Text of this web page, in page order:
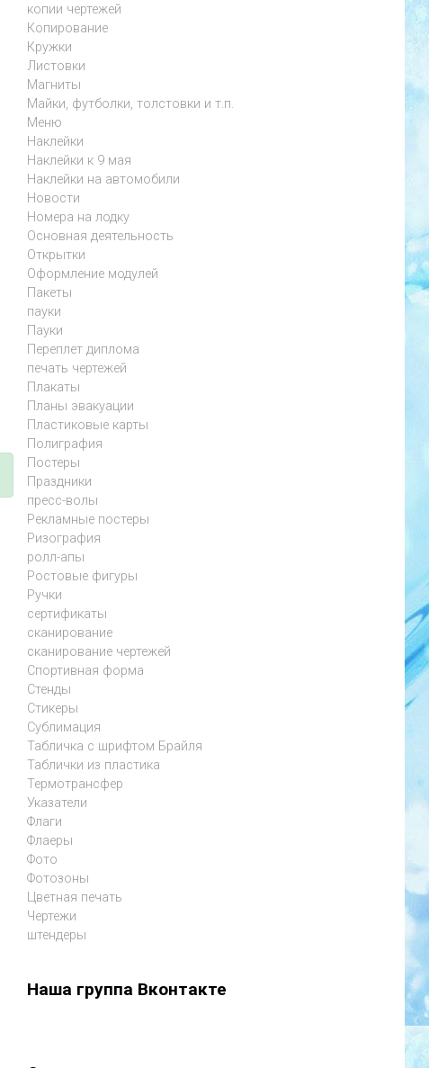
копии чертежей
Копирование
Кружки
Листовки
Магниты
Майки, футболки, толстовки и т.п.
Меню
Наклейки
Наклейки к 9 мая
Наклейки на автомобили
Новости
Номера на лодку
Основная деятельность
Открытки
Оформление модулей
Пакеты
пауки
Пауки
Переплет диплома
печать чертежей
Плакаты
Планы эвакуации
Пластиковые карты
Полиграфия
Постеры
Праздники
пресс-волы
Рекламные постеры
Ризография
ролл-апы
Ростовые фигуры
Ручки
сертификаты
сканирование
сканирование чертежей
Спортивная форма
Стенды
Стикеры
Сублимация
Табличка с шрифтом Брайля
Таблички из пластика
Термотрансфер
Указатели
Флаги
Флаеры
Фото
Фотозоны
Цветная печать
Чертежи
штендеры
Наша группа Вконтакте